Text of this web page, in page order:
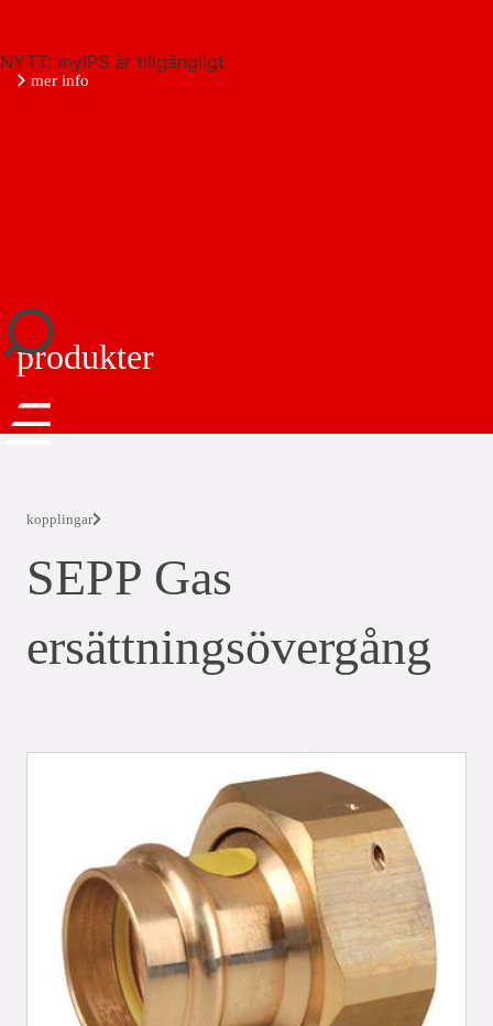
NYTT: myIPS är tillgängligt
mer info
produkter
kopplingar
SEPP Gas
ersättningsövergång